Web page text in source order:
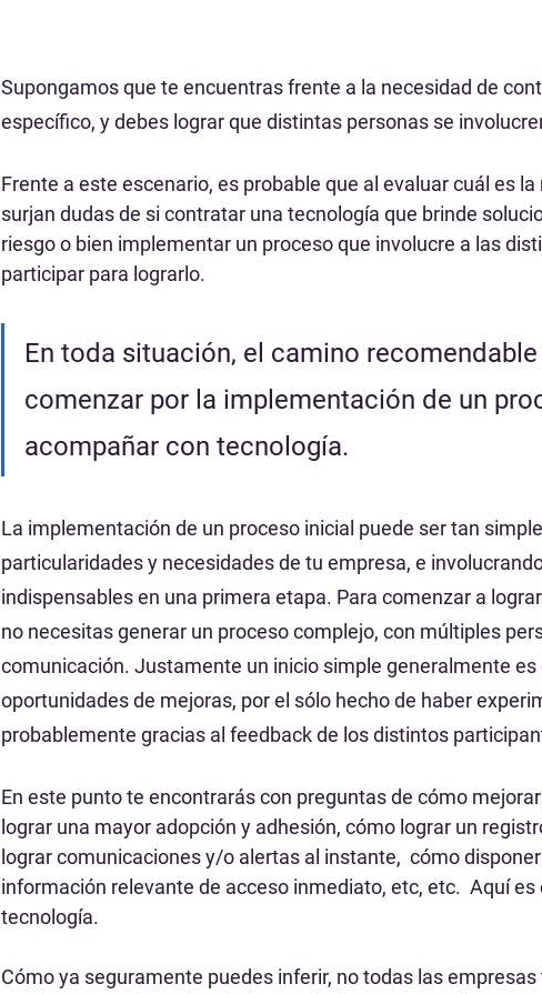
Supongamos que te encuentras frente a la necesidad de
específico, y debes lograr que distintas personas se
Frente a este escenario, es probable que al evaluar cuál es
surjan dudas de si contratar una tecnología que brinde
riesgo o bien implementar un proceso que involucre a las
participar para lograrlo.
En toda situación, el camino
comenzar por la implementación de un
acompañar con tecnología.
La implementación de un proceso inicial puede ser tan
particularidades y necesidades de tu empresa, e
indispensables en una primera etapa. Para comenzar a
no necesitas generar un proceso complejo, con múltiples
comunicación. Justamente un inicio simple generalmente
oportunidades de mejoras, por el sólo hecho de haber
probablemente gracias al feedback de los distintos
En este punto te encontrarás con preguntas de cómo
lograr una mayor adopción y adhesión, cómo lograr un
lograr comunicaciones y/o alertas al instante,  cómo
información relevante de acceso inmediato, etc, etc.  Aquí
tecnología.
Cómo ya seguramente puedes inferir, no todas las